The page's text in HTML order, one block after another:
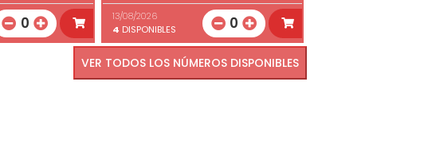
0
13/08/2026
4 DISPONIBLES 0
VER TODOS LOS NÚMEROS DISPONIBLES